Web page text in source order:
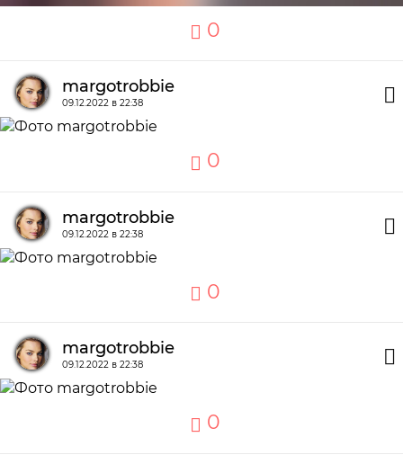
0
margotrobbie
09.12.2022 в 22:38
0
margotrobbie
09.12.2022 в 22:38
0
margotrobbie
09.12.2022 в 22:38
0